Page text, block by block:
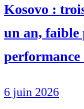
Kosovo :
un an, faible
6 juin 2026